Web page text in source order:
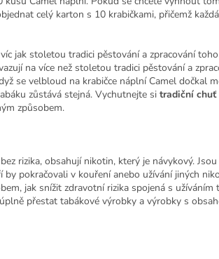
celý karton s 10 krabičkami, přičemž
jak stoletou tradici pěstování a zpracování toho
na více než stoletou tradici pěstování a
se velbloud na krabičce náplní Camel dočkal
zůstává stejná. Vychutnejte si tradiční chuť
způsobem.
rizika, obsahují nikotin, který je návykový.
by pokračovali v kouření anebo užívání jiných
jak snížit zdravotní rizika spojená s užíváním
přestat tabákové výrobky a výrobky s